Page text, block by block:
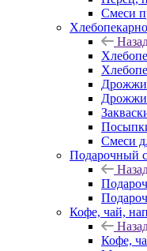
Смеси
Дрожжи
Дрожжи
Смеси
Подарочный
Кофе, чай,
Кофе,